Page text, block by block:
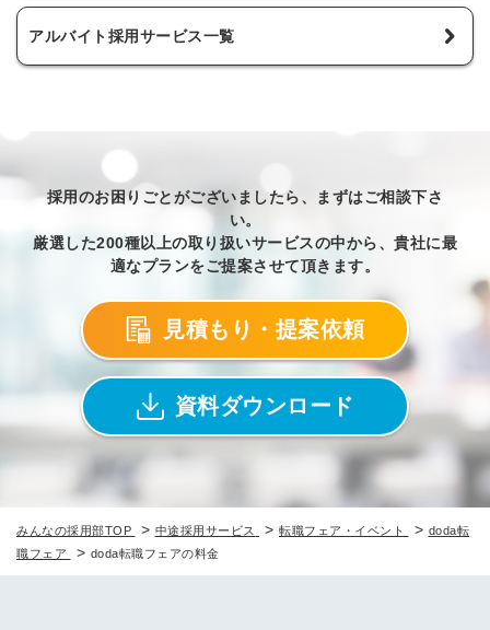
アルバイト採用サービス一覧
採用のお困りごとがございましたら、まずはご相談下さ
い。
厳選した200種以上の取り扱いサービスの中から、貴社に最
適なプランをご提案させて頂きます。
見積もり・提案依頼
資料ダウンロード
みんなの採用部TOP > 中途採用サービス > 転職フェア・イベント > doda転
職フェア
> doda転職フェアの料金